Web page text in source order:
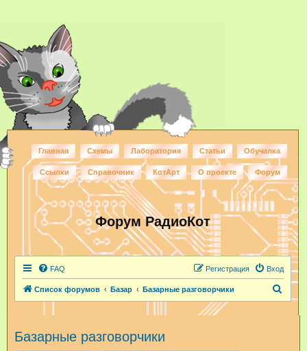
Главная Схемы Лаборатория Статьи Обучалка
Ссылки Справочник КотАрт О проекте Форум
Форум РадиоКот
FAQ Вход
Регистрация
Список форумов Базар Базарные разговорчики
Базарные разговорчики